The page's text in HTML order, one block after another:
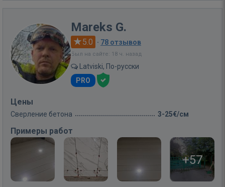
Mareks G.
5.0 · 78 отзывов
Был на сайте: 18 ч. назад
Latviski, По-русски
PRO
Цены
Сверление бетона 3-25€/см
Примеры работ
+57